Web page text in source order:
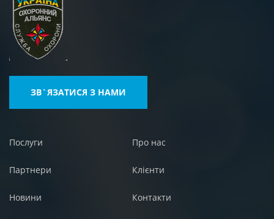
ЗВ`ЯЗАТИСЯ З НАМИ
Послуги Про нас
Партнери Клієнти
Новини Контакти